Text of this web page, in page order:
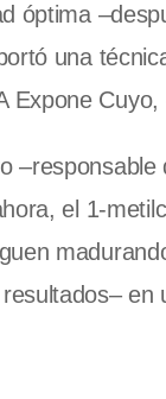
óptima
una
Expone
el 1-
en